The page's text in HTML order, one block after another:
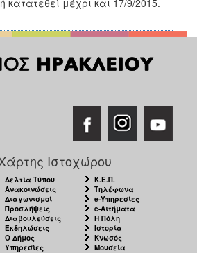
Ιστοχώρου
Δελτία Τύπου
Ανακοινώσεις
Διαγωνισμοί
Προσλήψεις
Διαβουλεύσεις
Εκδηλώσεις
Ο Δήμος
Υπηρεσίες
Κ.Ε.Π.
Τηλέφωνα
e-Υπηρεσίες
e-Αιτήματα
Η Πόλη
Ιστορία
Κνωσός
Μουσεία